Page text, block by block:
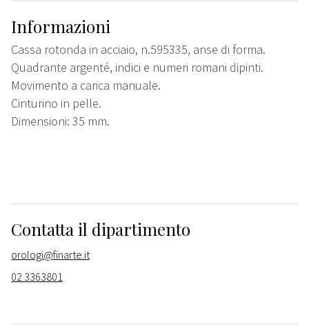
Informazioni
Cassa rotonda in acciaio, n.595335, anse di forma.
Quadrante argenté, indici e numeri romani dipinti.
Movimento a carica manuale.
Cinturino in pelle.
Dimensioni: 35 mm.
Contatta il dipartimento
orologi@finarte.it
02 3363801